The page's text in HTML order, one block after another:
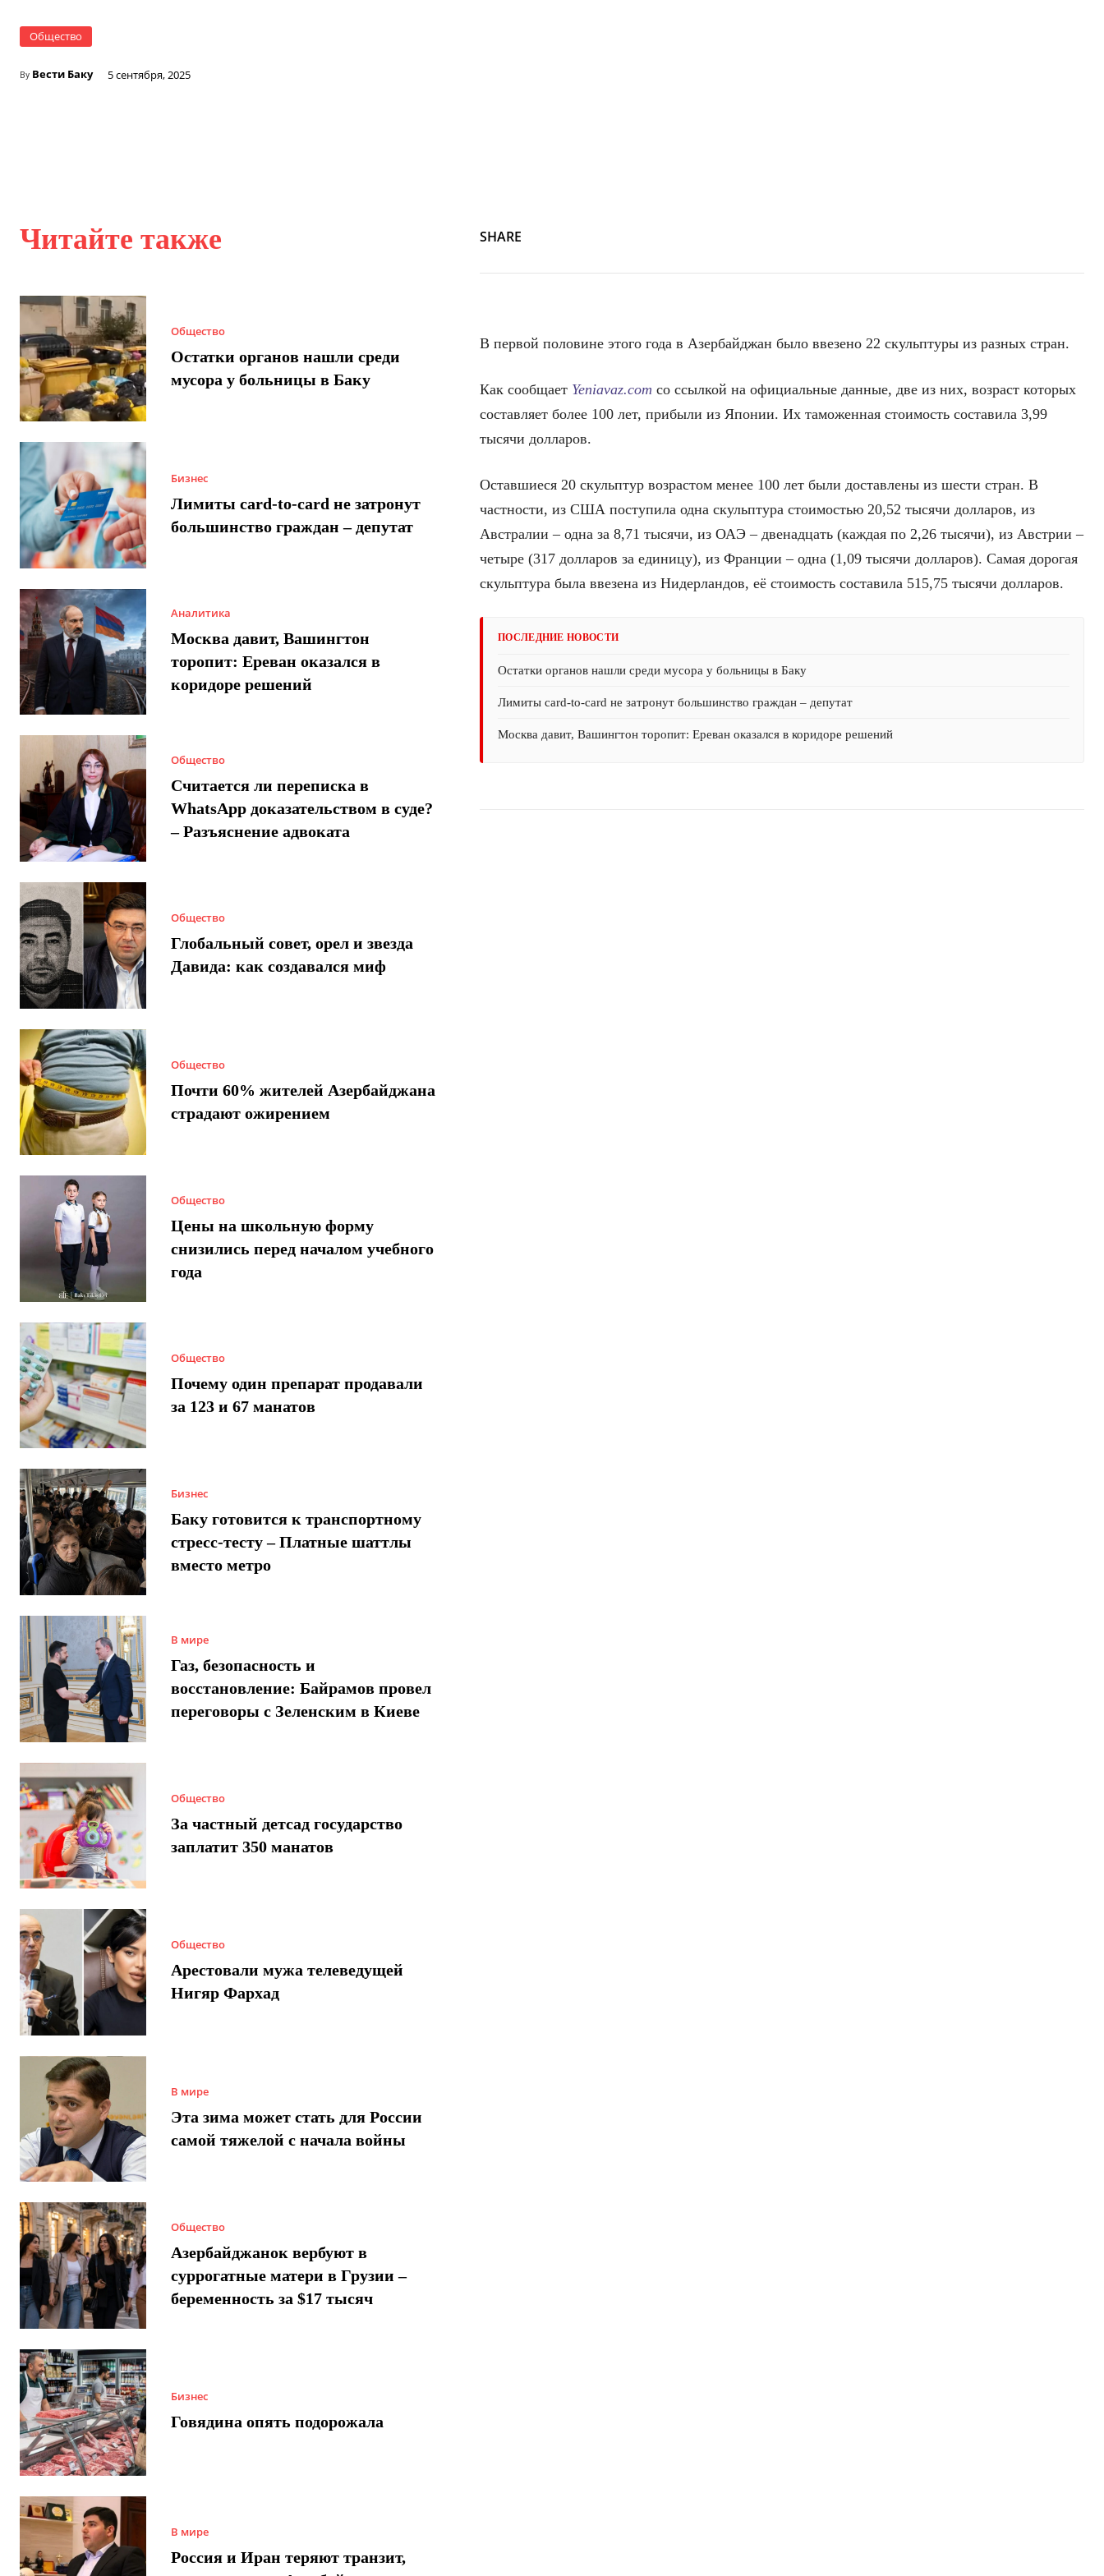
Общество
By Вести Баку 5 сентября, 2025
Читайте также
Общество
Остатки органов нашли среди
мусора у больницы в Баку
Бизнес
Лимиты card-to-card не затронут
большинство граждан – депутат
Аналитика
Москва давит, Вашингтон
торопит: Ереван оказался в
коридоре решений
Общество
Считается ли переписка в
WhatsApp доказательством в суде?
– Разъяснение адвоката
Общество
Глобальный совет, орел и звезда
Давида: как создавался миф
Общество
Почти 60% жителей Азербайджана
страдают ожирением
Общество
Цены на школьную форму
снизились перед началом учебного
года
Общество
Почему один препарат продавали
за 123 и 67 манатов
Бизнес
Баку готовится к транспортному
стресс-тесту – Платные шаттлы
вместо метро
В мире
Газ, безопасность и
восстановление: Байрамов провел
переговоры с Зеленским в Киеве
Общество
За частный детсад государство
заплатит 350 манатов
Общество
Арестовали мужа телеведущей
Нигяр Фархад
В мире
Эта зима может стать для России
самой тяжелой с начала войны
Общество
Азербайджанок вербуют в
суррогатные матери в Грузии –
беременность за $17 тысяч
Бизнес
Говядина опять подорожала
В мире
Россия и Иран теряют транзит,
SHARE
В первой половине этого года в Азербайджан было ввезено 22 скульптуры из разных стран.
Как сообщает Yeniavaz.com со ссылкой на официальные данные, две из них, возраст которых
составляет более 100 лет, прибыли из Японии. Их таможенная стоимость составила 3,99
тысячи долларов.
Оставшиеся 20 скульптур возрастом менее 100 лет были доставлены из шести стран. В
частности, из США поступила одна скульптура стоимостью 20,52 тысячи долларов, из
Австралии – одна за 8,71 тысячи, из ОАЭ – двенадцать (каждая по 2,26 тысячи), из Австрии –
четыре (317 долларов за единицу), из Франции – одна (1,09 тысячи долларов). Самая дорогая
скульптура была ввезена из Нидерландов, её стоимость составила 515,75 тысячи долларов.
ПОСЛЕДНИЕ НОВОСТИ
Остатки органов нашли среди мусора у больницы в Баку
Лимиты card-to-card не затронут большинство граждан – депутат
Москва давит, Вашингтон торопит: Ереван оказался в коридоре решений